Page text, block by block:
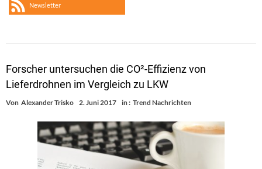
Newsletter
Forscher untersuchen die CO²-Effizienz von
Lieferdrohnen im Vergleich zu LKW
Von Alexander Trisko 2. Juni 2017 in : Trend Nachrichten